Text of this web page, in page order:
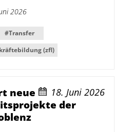
2026
#Transfer
(zfl)
18. Juni 2026
neue
der